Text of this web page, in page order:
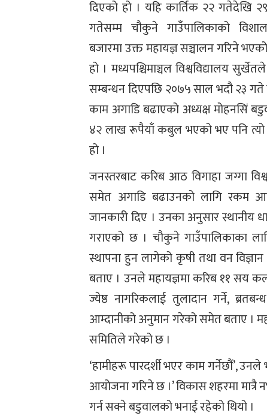
दिएको हो । यहि कार्तिक २२ गतेदेखि २९
गतेसम्म चौकुने गाउँपालिकाको विशाल
बजारमा उक्त महायज्ञ सञ्चालन गरिने भएको
हो । मध्यपश्चिमाञ्चल विश्वविद्यालय
सम्बन्धन दिएपछि २०७५ साल भदौ २३
काम अगाडि बढाएको अध्यक्ष मोहनसिं
४२ लाख रूपैयाँ कबुल भएको भए पनि
हो ।
जनस्तरबाट करिब आठ विगाहा जग्गा
समेत अगाडि बढाउनको लागि रकम
जानकारी दिए । उनका अनुसार स्थानीय
गराएको छ । चौकुने गाउँपालिकाका
स्थापना हुन लागेको कृषी तथा वन
बताए । उनले महायज्ञमा करिब ११ सय
ज्येष्ठ नागरिकलाई तुलादान गर्ने,
आम्दानीको अनुमान गरेको समेत बताए ।
समितिले गरेको छ ।
‘हामीहरू पारदर्शी भएर काम गर्नेछौं’,
आयोजना गरिने छ ।’ विकास शहरमा
गर्न सक्ने बडुवालको भनाई रहेको थियो ।